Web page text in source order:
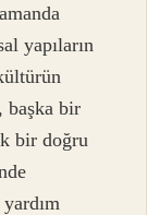
yapıların
başka bir
bir doğru